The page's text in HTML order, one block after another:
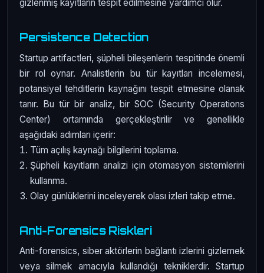
gizlenmiş kayıtların tespit edilmesine yardımcı olur.
Persistence Detection
Startup artifactleri, şüpheli bileşenlerin tespitinde önemli
bir rol oynar. Analistlerin bu tür kayıtları incelemesi,
potansiyel tehditlerin kaynağını tespit etmesine olanak
tanır. Bu tür bir analiz, bir SOC (Security Operations
Center) ortamında gerçekleştirilir ve genellikle
aşağıdaki adımları içerir:
Tüm açılış kaynağı bilgilerini toplama.
Şüpheli kayıtların analizi için otomasyon sistemlerini
kullanma.
Olay günlüklerini inceleyerek olası izleri takip etme.
Anti-Forensics Riskleri
Anti-forensics, siber aktörlerin bağlantı izlerini gizlemek
veya silmek amacıyla kullandığı tekniklerdir. Startup